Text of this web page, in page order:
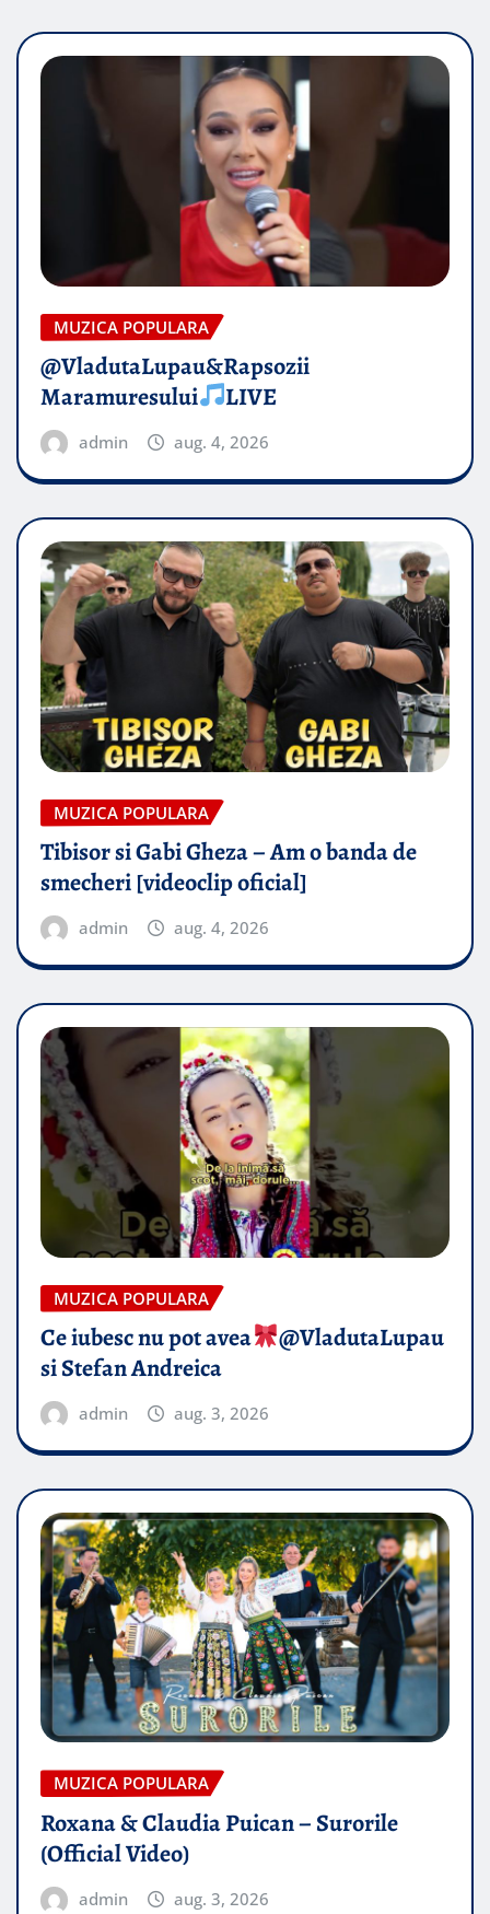
MUZICA POPULARA
@VladutaLupau&Rapsozii
Maramuresului
LIVE
admin aug. 4, 2026
MUZICA POPULARA
Tibisor si Gabi Gheza – Am o banda de
smecheri [videoclip oficial]
admin aug. 4, 2026
MUZICA POPULARA
Ce iubesc nu pot avea
​@VladutaLupau
si Stefan Andreica
admin aug. 3, 2026
MUZICA POPULARA
Roxana & Claudia Puican – Surorile
(Official Video)
admin aug. 3, 2026